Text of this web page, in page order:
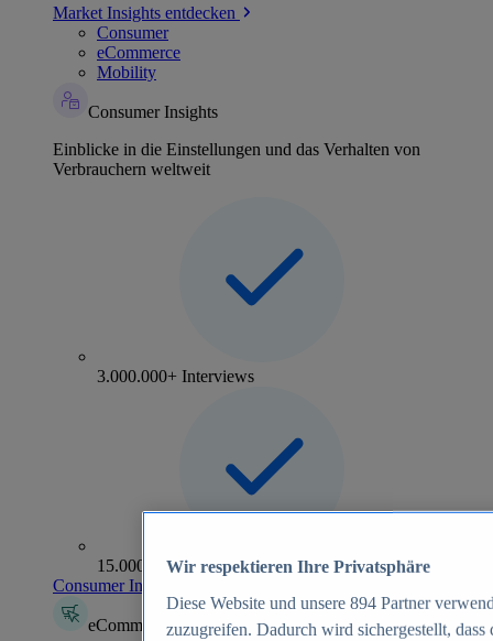
Market Insights entdecken
Consumer
eCommerce
Mobility
Consumer Insights
Einblicke in die Einstellungen und das Verhalten von
Verbrauchern weltweit
3.000.000+ Interviews
15.000+ Marken
Consumer Insights entdecken
eCommerce Insights
Wir respektieren Ihre Privatsphäre
Diese Website und unsere 894 Partner
zuzugreifen. Dadurch wird sichergestellt,